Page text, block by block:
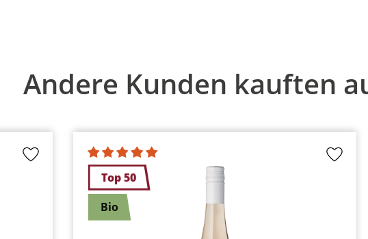
Andere Kunden kauften
Top 50
Bio